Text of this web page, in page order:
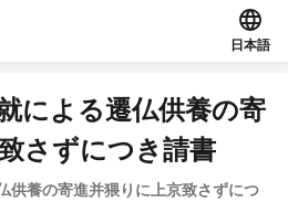
日本語
による遷仏供養の寄
さずにつき請書
供養の寄進并猥りに上京致さずにつ